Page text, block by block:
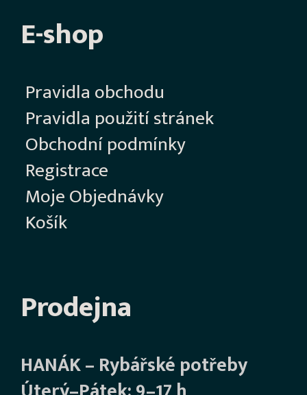
E-shop
Pravidla obchodu
Pravidla použití stránek
Obchodní podmínky
Registrace
Moje Objednávky
Košík
Prodejna
HANÁK – Rybářské potřeby